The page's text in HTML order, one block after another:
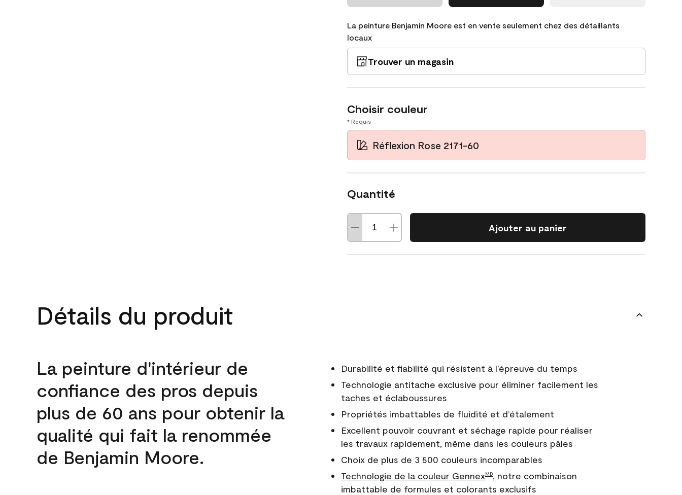
La peinture Benjamin Moore est en vente seulement chez des détaillants
locaux
Trouver un magasin
Choisir couleur
* Requis
Réflexion Rose 2171-60
Quantité
Ajouter au panier
Détails du produit
La peinture d'intérieur de
confiance des pros depuis
plus de 60 ans pour obtenir la
qualité qui fait la renommée
de Benjamin Moore.
Durabilité et fiabilité qui résistent à l’épreuve du temps
Technologie antitache exclusive pour éliminer facilement les
taches et éclaboussures
Propriétés imbattables de fluidité et d’étalement
Excellent pouvoir couvrant et séchage rapide pour réaliser
les travaux rapidement, même dans les couleurs pâles
Choix de plus de 3 500 couleurs incomparables
Technologie de la couleur GennexMD, notre combinaison
imbattable de formules et colorants exclusifs